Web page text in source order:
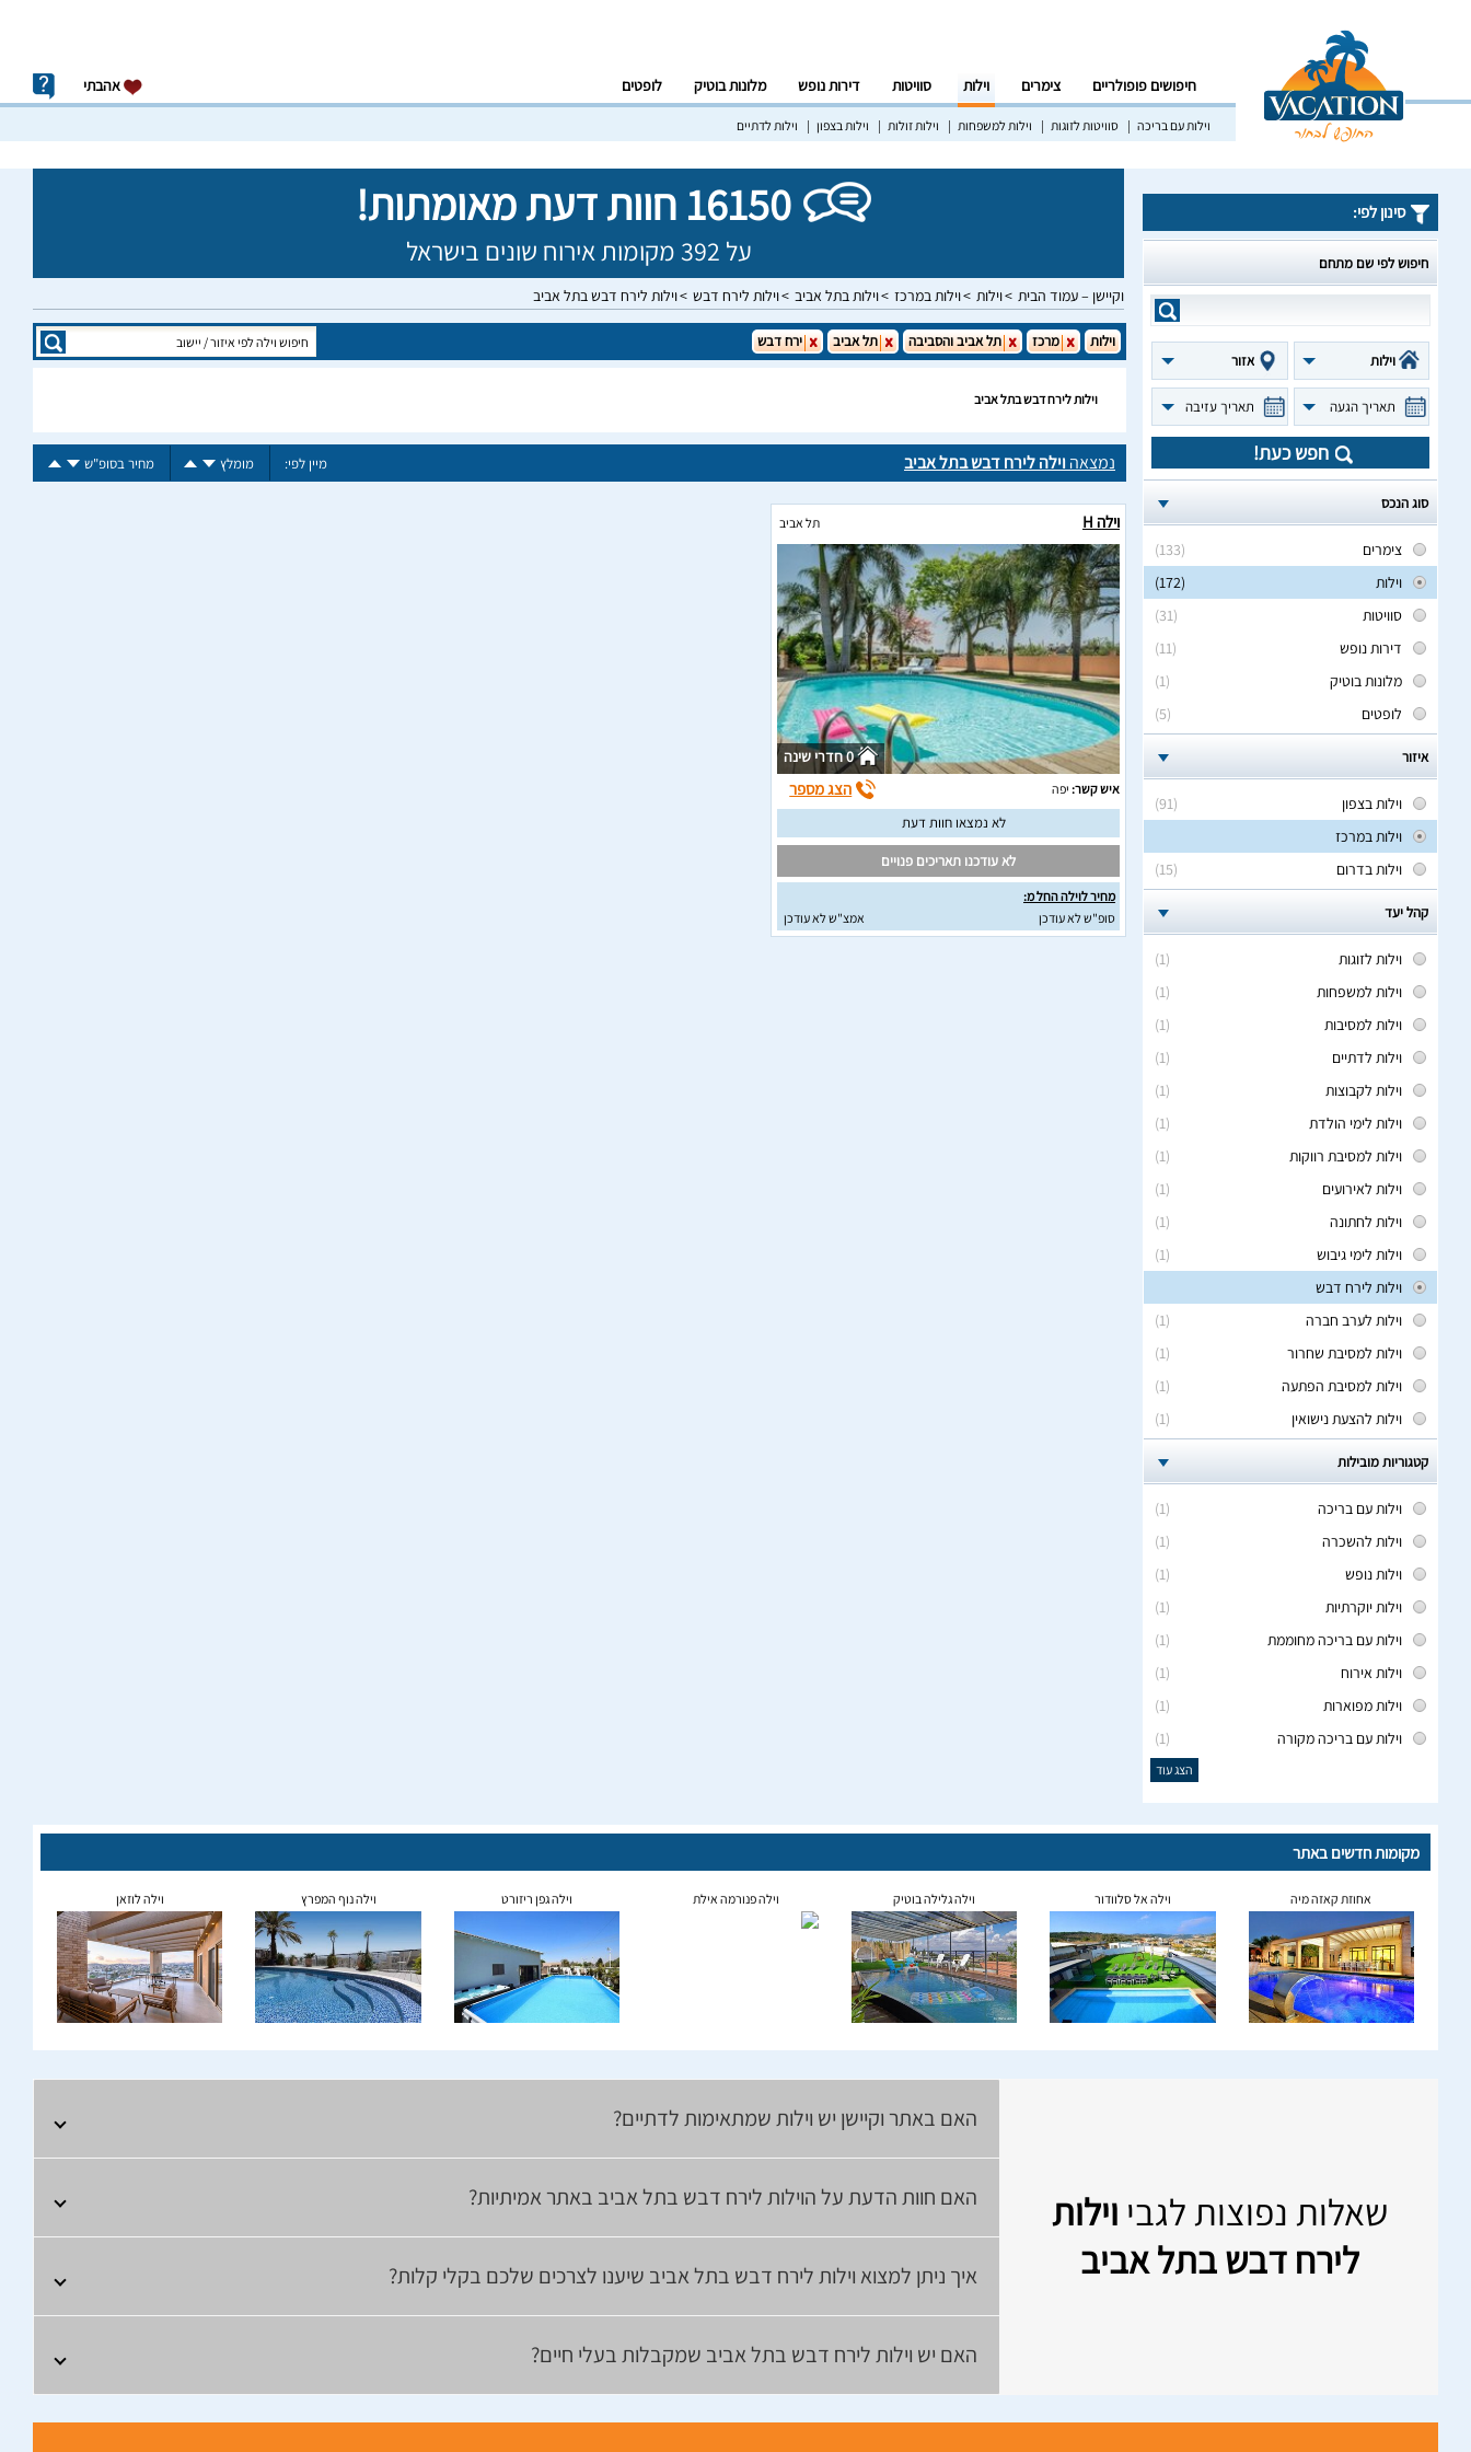
חיפושים פופולריים צימרים וילות סוויטות דירות נופש מלונות בוטיק לופטים אהבתי
וילות עם בריכה סוויטות לזוגות וילות למשפחות וילות זולות וילות בצפון וילות לדתיים
16150 חוות דעת מאומתות!
על 392 מקומות אירוח שונים בישראל
וקיישן – עמוד הבית וילות וילות במרכז וילות בתל אביב וילות לירח דבש וילות לירח דבש בתל אביב
סינון לפי:
חיפוש לפי שם מתחם
וילות אזור
תאריך הגעה תאריך עזיבה
חפש כעת!
סוג הנכס
(133)
צימרים
(172)
וילות
(31)
סוויטות
(11)
דירות נופש
(1)
מלונות בוטיק
(5)
לופטים
איזור
(91)
וילות בצפון
וילות במרכז
(15)
וילות בדרום
קהל יעד
(1)
וילות לזוגות
(1)
וילות למשפחות
(1)
וילות למסיבות
(1)
וילות לדתיים
(1)
וילות לקבוצות
(1)
וילות לימי הולדת
(1)
וילות למסיבת רווקות
(1)
וילות לאירועים
(1)
וילות לחתונה
(1)
וילות לימי גיבוש
וילות לירח דבש
(1)
וילות לערב חברה
(1)
וילות למסיבת שחרור
(1)
וילות למסיבת הפתעה
(1)
וילות להצעת נישואין
קטגוריות מובילות
(1)
וילות עם בריכה
(1)
וילות להשכרה
(1)
וילות נופש
(1)
וילות יוקרתיות
(1)
וילות עם בריכה מחוממת
(1)
וילות אירוח
(1)
וילות מפוארות
(1)
וילות עם בריכה מקורה
הצג עוד
וילות מרכז תל אביב והסביבה תל אביב ירח דבש
וילות לירח דבש בתל אביב
נמצאהוילה לירח דבש בתל אביב מיין לפי: מומלץ מחיר בסופ"ש
וילה H תל אביב
0 חדרי שינה
איש קשר: יפה הצג מספר
לא נמצאו חוות דעת
לא עודכנו תאריכים פנויים
מחיר לוילה החל מ:
סופ"ש לא עודכן
אמצ"ש לא עודכן
מקומות חדשים באתר
אחוזת קאזה מיה וילה אל סלוודור וילה גלילה בוטיק וילה פנורמה אילת וילה גפן ריזורט וילה נוף המפרץ וילה לוזאן
שאלות נפוצות לגבי וילות
לירח דבש בתל אביב
האם באתר וקיישן יש וילות שמתאימות לדתיים?
האם חוות הדעת על הוילות לירח דבש בתל אביב באתר אמיתיות?
איך ניתן למצוא וילות לירח דבש בתל אביב שיענו לצרכים שלכם בקלי קלות?
האם יש וילות לירח דבש בתל אביב שמקבלות בעלי חיים?